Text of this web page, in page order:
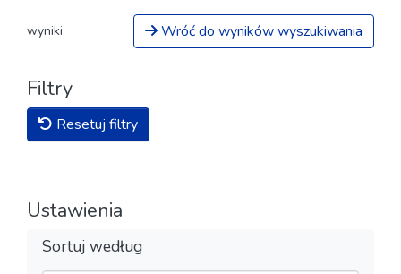
wyniki Wróć do wyników wyszukiwania
Filtry
Resetuj filtry
Ustawienia
Sortuj według